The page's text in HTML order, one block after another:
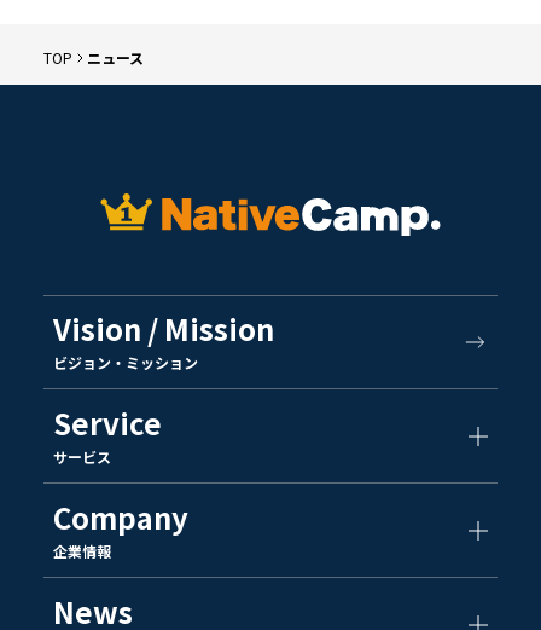
TOP ニュース
Vision / Mission
ビジョン・ミッション
Service
サービス
Company
企業情報
News